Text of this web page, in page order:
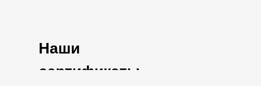
Наши
сертификаты